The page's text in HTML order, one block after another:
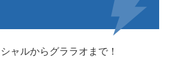
ャルからグララオまで！